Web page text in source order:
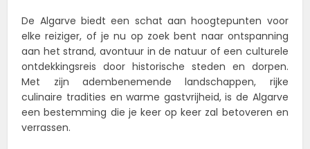
De Algarve biedt een schat aan hoogtepunten voor
elke reiziger, of je nu op zoek bent naar ontspanning
aan het strand, avontuur in de natuur of een culturele
ontdekkingsreis door historische steden en dorpen.
Met zijn adembenemende landschappen, rijke
culinaire tradities en warme gastvrijheid, is de Algarve
een bestemming die je keer op keer zal betoveren en
verrassen.